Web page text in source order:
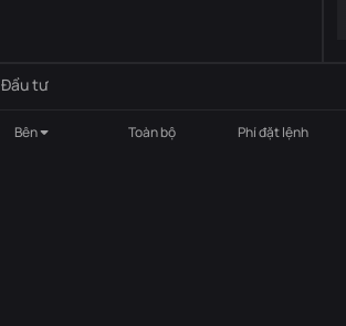
Đầu tư
Bên Toàn bộ Phí đặt lệnh